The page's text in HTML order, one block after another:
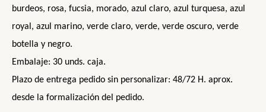
burdeos, rosa, fucsia, morado, azul claro, azul turquesa, azul
royal, azul marino, verde claro, verde, verde oscuro, verde
botella y negro.
Embalaje: 30 unds. caja.
Plazo de entrega pedido sin personalizar: 48/72 H. aprox.
desde la formalización del pedido.